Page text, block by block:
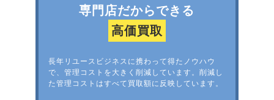
専門店だからできる
高価買取
長年リユースビジネスに携わって得たノウハウ
で、管理コストを大きく削減しています。削減し
た管理コストはすべて買取額に反映しています。